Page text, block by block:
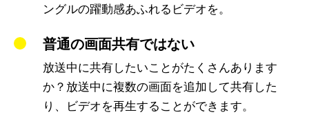
ングルの躍動感あふれるビデオを。
普通の画面共有ではない
放送中に共有したいことがたくさんあります
か？放送中に複数の画面を追加して共有した
り、ビデオを再生することができます。